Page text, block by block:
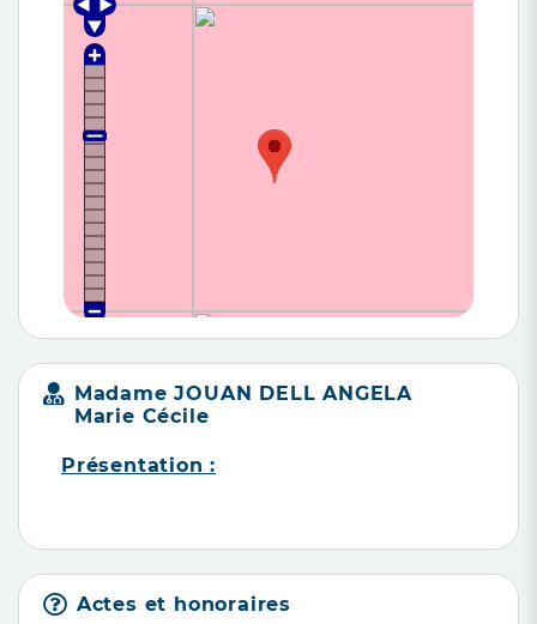
Madame JOUAN DELL ANGELA
Marie Cécile
Présentation :
Actes et honoraires